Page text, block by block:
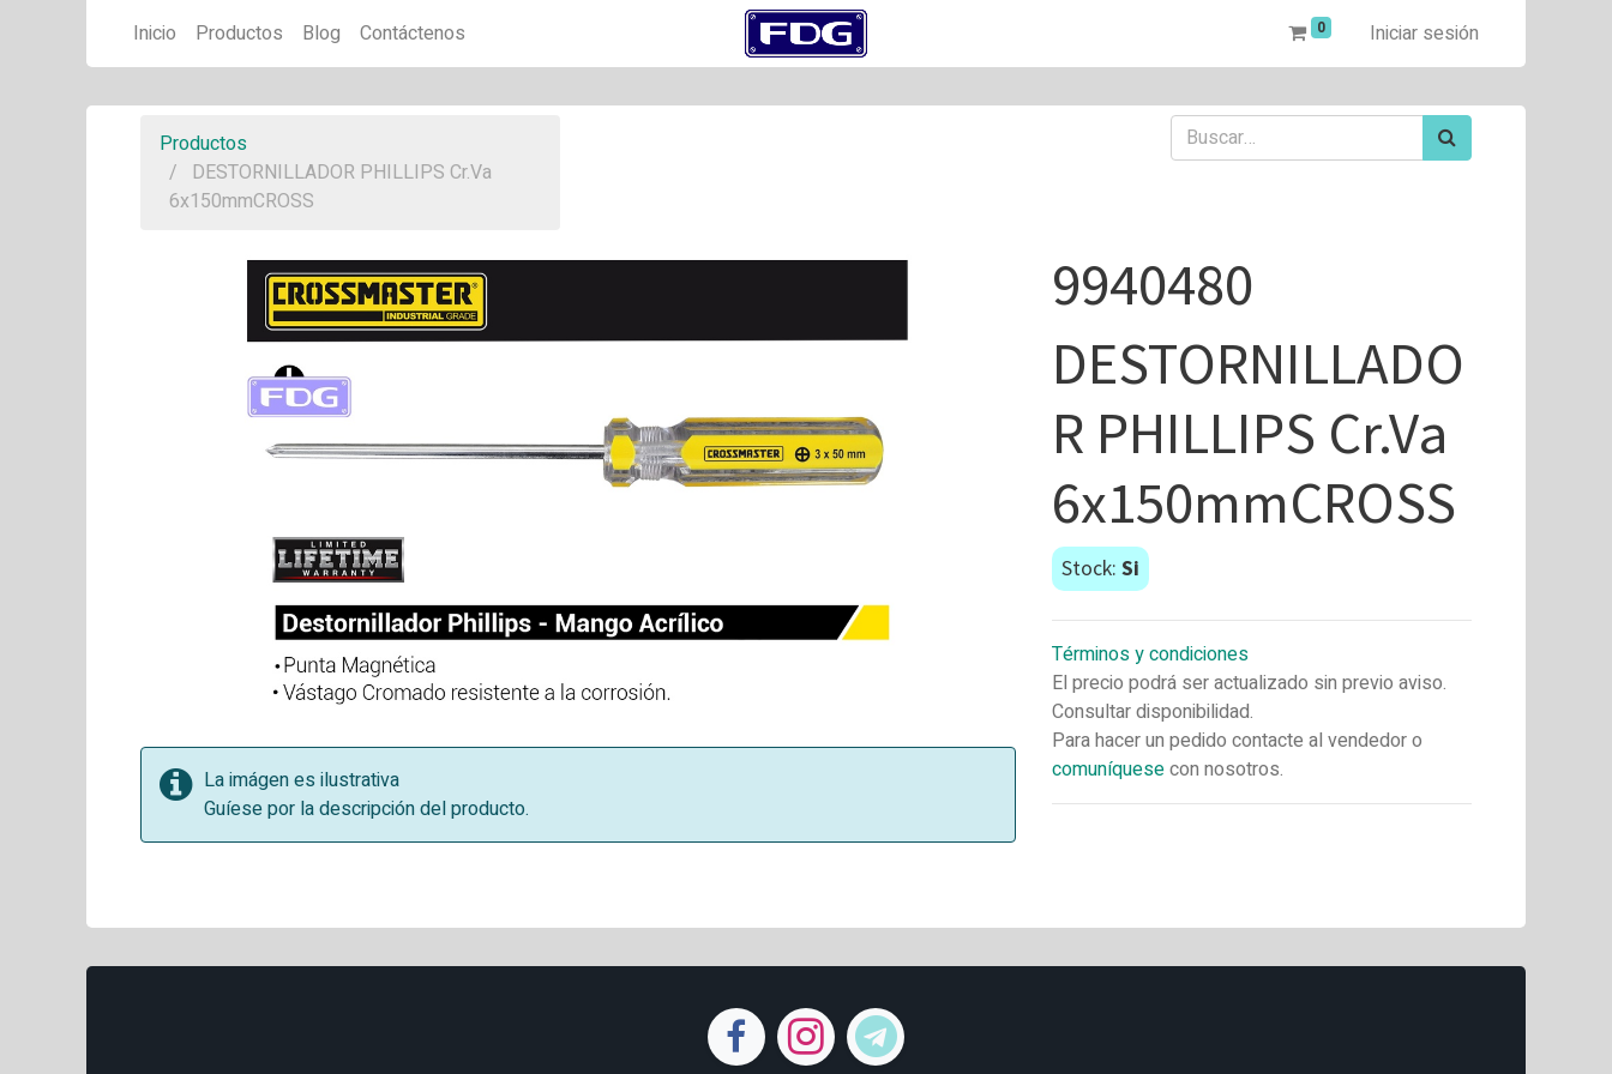
Inicio Productos Blog Contáctenos 0 Iniciar sesión
Productos
DESTORNILLADOR PHILLIPS Cr.Va
6x150mmCROSS
La imágen es ilustrativa
Guíese por la descripción del producto.
9940480
DESTORNILLADO
R PHILLIPS Cr.Va
6x150mmCROSS
Stock: Si
Términos y condiciones
El precio podrá ser actualizado sin previo aviso.
Consultar disponibilidad.
Para hacer un pedido contacte al vendedor o
comuníquesecon nosotros.